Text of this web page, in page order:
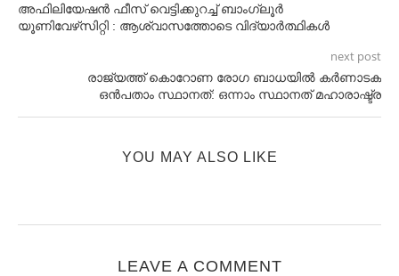
അഫിലിയേഷൻ ഫീസ് വെട്ടിക്കുറച്ച് ബാംഗ്ലൂർ
യൂണിവേഴ്‌സിറ്റി : ആശ്വാസത്തോടെ വിദ്യാർത്ഥികൾ
next post
രാജ്യത്ത് കൊറോണ രോഗ ബാധയിൽ കർണാടക
ഒൻപതാം സ്ഥാനത്: ഒന്നാം സ്ഥാനത് മഹാരാഷ്ട്ര
YOU MAY ALSO LIKE
LEAVE A COMMENT